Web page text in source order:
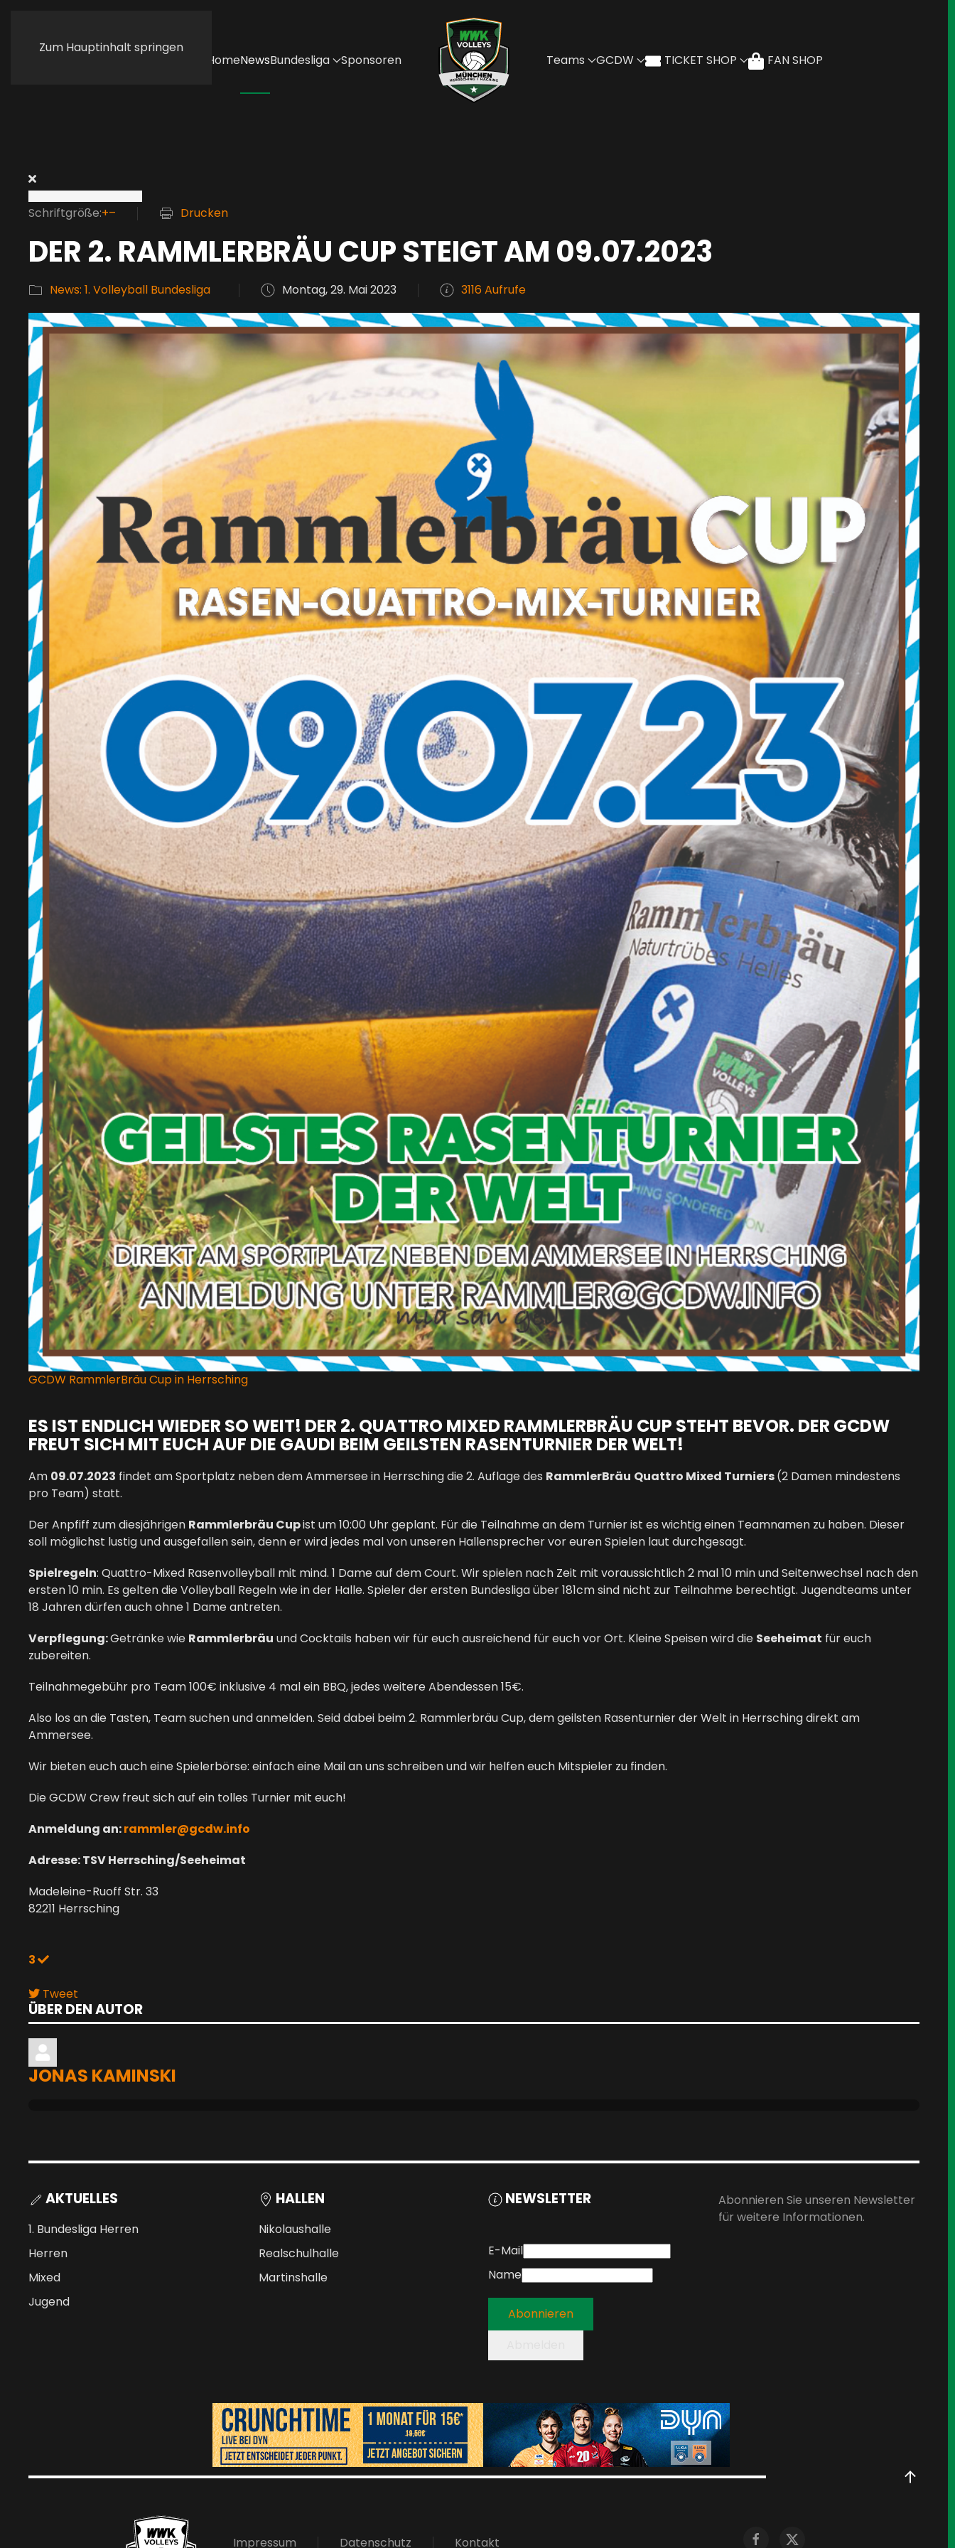
Zum Hauptinhalt springen
HomeNewsBundesliga Sponsoren Teams GCDW TICKET SHOP FAN SHOP
Schriftgröße:+– Drucken
DER 2. RAMMLERBRÄU CUP STEIGT AM 09.07.2023
News: 1. Volleyball Bundesliga Montag, 29. Mai 2023 3116 Aufrufe
GCDW RammlerBräu Cup in Herrsching
ES IST ENDLICH WIEDER SO WEIT! DER 2. QUATTRO MIXED RAMMLERBRÄU CUP STEHT BEVOR. DER GCDW
FREUT SICH MIT EUCH AUF DIE GAUDI BEIM GEILSTEN RASENTURNIER DER WELT!
Am 09.07.2023 findet am Sportplatz neben dem Ammersee in Herrsching die 2. Auflage des RammlerBräu Quattro Mixed Turniers(2 Damen mindestens
pro Team) statt.
Der Anpfiff zum diesjährigen Rammlerbräu Cupist um10:00 Uhr geplant. Für die Teilnahme an dem Turnier ist es wichtig einen Teamnamen zu haben. Dieser
soll möglichst lustig und ausgefallen sein, denn er wird jedes mal von unseren Hallensprecher vor euren Spielen laut durchgesagt.
Spielregeln: Quattro-Mixed Rasenvolleyball mit mind. 1 Dame auf dem Court. Wir spielen nach Zeit mit voraussichtlich 2 mal 10 min und Seitenwechsel nach den
ersten 10 min. Es gelten die Volleyball Regeln wie in der Halle. Spieler der ersten Bundesliga über 181cm sind nicht zur Teilnahme berechtigt. Jugendteams unter
18 Jahren dürfen auch ohne 1 Dame antreten.
Verpflegung:Getränke wie Rammlerbräu und Cocktails haben wir für euch ausreichend für euch vor Ort. Kleine Speisen wird die Seeheimat für euch
zubereiten.
Teilnahmegebühr pro Team 100€ inklusive 4 mal ein BBQ, jedes weitere Abendessen 15€.
Also los an die Tasten, Team suchen und anmelden. Seid dabei beim 2. Rammlerbräu Cup, dem geilsten Rasenturnier der Welt in Herrsching direkt am
Ammersee.
Wir bieten euch auch eine Spielerbörse: einfach eine Mail an uns schreiben und wir helfen euch Mitspieler zu finden.
Die GCDW Crew freut sich auf ein tolles Turnier mit euch!
Anmeldung an:rammler@gcdw.info
Adresse:TSV Herrsching/Seeheimat
Madeleine-Ruoff Str. 33
82211 Herrsching
3
Tweet
pinterest
ÜBER DEN AUTOR
JONAS KAMINSKI
AKTUELLES
1. Bundesliga Herren
Herren
Mixed
Jugend
HALLEN
Nikolaushalle
Realschulhalle
Martinshalle
NEWSLETTER
E-Mail
Name
Abonnieren
Abonnieren Sie unseren Newsletter
für weitere Informationen.
Impressum Datenschutz Kontakt